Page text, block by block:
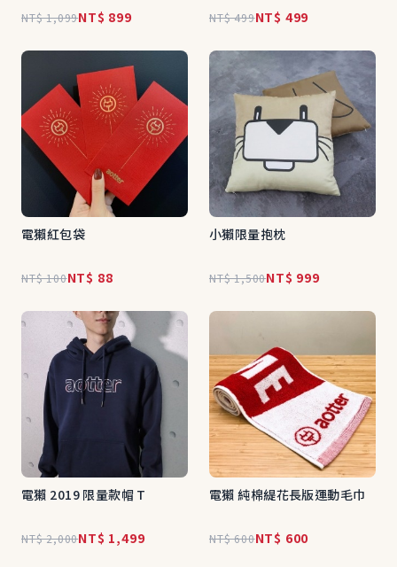
NT$ 1,099NT$ 899 NT$ 499NT$ 499
電獺紅包袋
NT$ 100NT$ 88
小獺限量抱枕
NT$ 1,500NT$ 999
電獺 2019 限量款帽 T
NT$ 2,000NT$ 1,499
電獺 純棉緹花長版運動毛巾
NT$ 600NT$ 600